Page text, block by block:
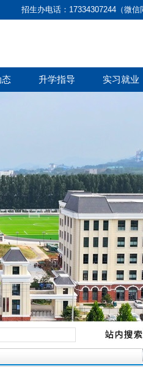
招生办电话：17334307244（微信
态 升学指导 实习就业